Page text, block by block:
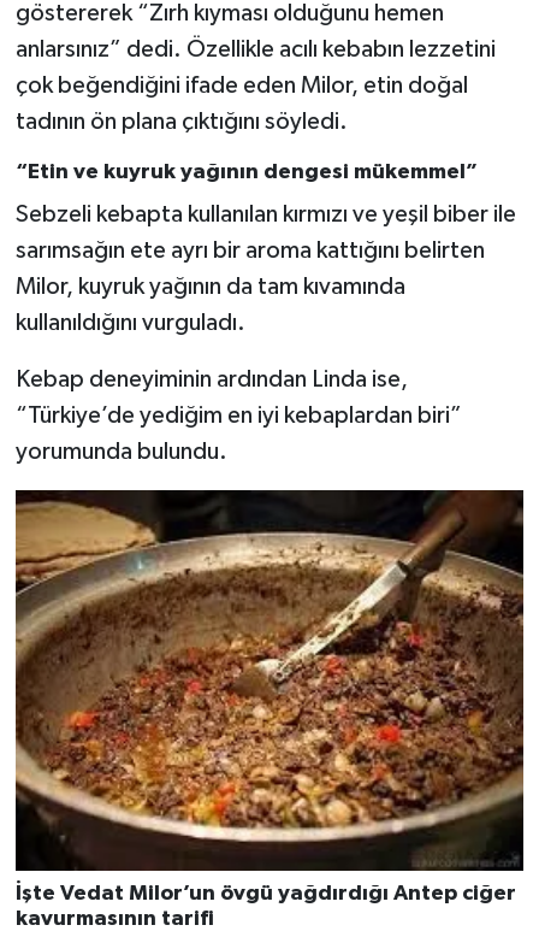
göstererek “Zırh kıyması olduğunu hemen
anlarsınız” dedi. Özellikle acılı kebabın lezzetini
çok beğendiğini ifade eden Milor, etin doğal
tadının ön plana çıktığını söyledi.
“Etin ve kuyruk yağının dengesi mükemmel”
Sebzeli kebapta kullanılan kırmızı ve yeşil biber ile
sarımsağın ete ayrı bir aroma kattığını belirten
Milor, kuyruk yağının da tam kıvamında
kullanıldığını vurguladı.
Kebap deneyiminin ardından Linda ise,
“Türkiye’de yediğim en iyi kebaplardan biri”
yorumunda bulundu.
İşte Vedat Milor’un övgü yağdırdığı Antep ciğer
kavurmasının tarifi